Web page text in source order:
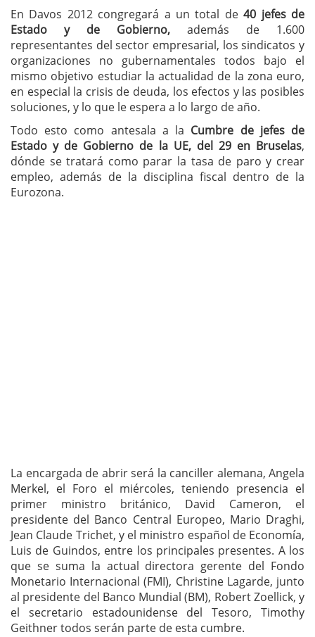
En Davos 2012 congregará a un total de40 jefes de
Estado y de Gobierno, además de 1.600
representantes del sector empresarial, los sindicatos y
organizaciones no gubernamentales todos bajo el
mismo objetivo estudiar la actualidad de la zona euro,
en especial la crisis de deuda, los efectos y las posibles
soluciones, y lo que le espera a lo largo de año.
Todo esto como antesala a la Cumbre de jefes de
Estado y de Gobierno de la UE, del 29 en Bruselas,
dónde se tratará como parar la tasa de paro y crear
empleo, además de la disciplina fiscal dentro de la
Eurozona.
La encargada de abrir será la canciller alemana, Angela
Merkel, el Foro el miércoles, teniendo presencia el
primer ministro británico, David Cameron, el
presidente del Banco Central Europeo, Mario Draghi,
Jean Claude Trichet, y el ministro español de Economía,
Luis de Guindos, entre los principales presentes. A los
que se suma la actual directora gerente del Fondo
Monetario Internacional (FMI), Christine Lagarde, junto
al presidente del Banco Mundial (BM), Robert Zoellick, y
el secretario estadounidense del Tesoro, Timothy
Geithner todos serán parte de esta cumbre.